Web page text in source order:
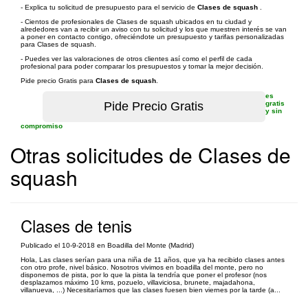
- Explica tu solicitud de presupuesto para el servicio de Clases de squash
- Cientos de profesionales de Clases de squash ubicados en tu ciudad y
alrededores van a recibir un aviso con tu solicitud y los que muestren interés se van
a poner en contacto contigo, ofreciéndote un presupuesto y tarifas personalizadas
para Clases de squash.
- Puedes ver las valoraciones de otros clientes así como el perfil de cada
profesional para poder comparar los presupuestos y tomar la mejor decisión.
Pide precio Gratis para Clases de squash
es
gratis
y sin
compromiso
Otras solicitudes de Clases de
squash
Clases de tenis
Publicado el 10-9-2018 en Boadilla del Monte (Madrid)
Hola, Las clases serían para una niña de 11 años, que ya ha recibido clases antes
con otro profe, nivel básico. Nosotros vivimos en boadilla del monte, pero no
disponemos de pista, por lo que la pista la tendría que poner el profesor (nos
desplazamos máximo 10 kms, pozuelo, villaviciosa, brunete, majadahona,
villanueva, ...) Necesitaríamos que las clases fuesen bien viernes por la tarde (a...